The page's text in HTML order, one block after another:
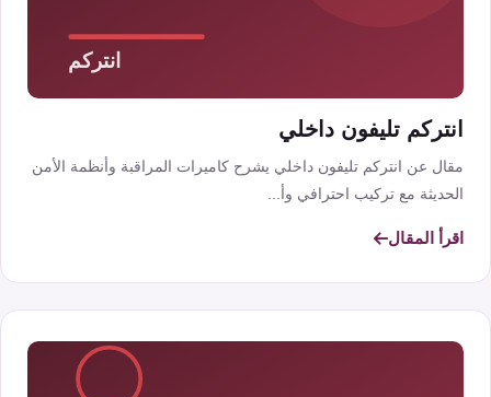
انتركم تليفون داخلي
مقال عن انتركم تليفون داخلي يشرح كاميرات المراقبة وأنظمة الأمن
الحديثة مع تركيب احترافي وأ...
اقرأ المقال